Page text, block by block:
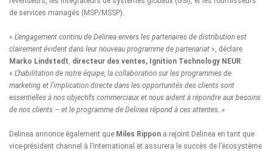
de services managés (MSP/MSSP).
« L’engagement continu de Delinea envers les partenaires de distribution est
clairement évident dans leur nouveau programme de partenariat », déclare
Marko Lindstedt directeur des ventes, Ignition Technology NEUR
« L’habilitation de notre équipe, la collaboration sur les programmes de
marketing et l’implication directe dans les opportunités des clients sont
essentielles à nos objectifs commerciaux et nous aident à répondre aux besoins
de nos clients – et le programme de Delinea répond à ces attentes. »
Delinea annonce également que Miles Rippon a rejoint Delinea en tant que
vice-président channel à l’international et assurera le succès de l’écosystème